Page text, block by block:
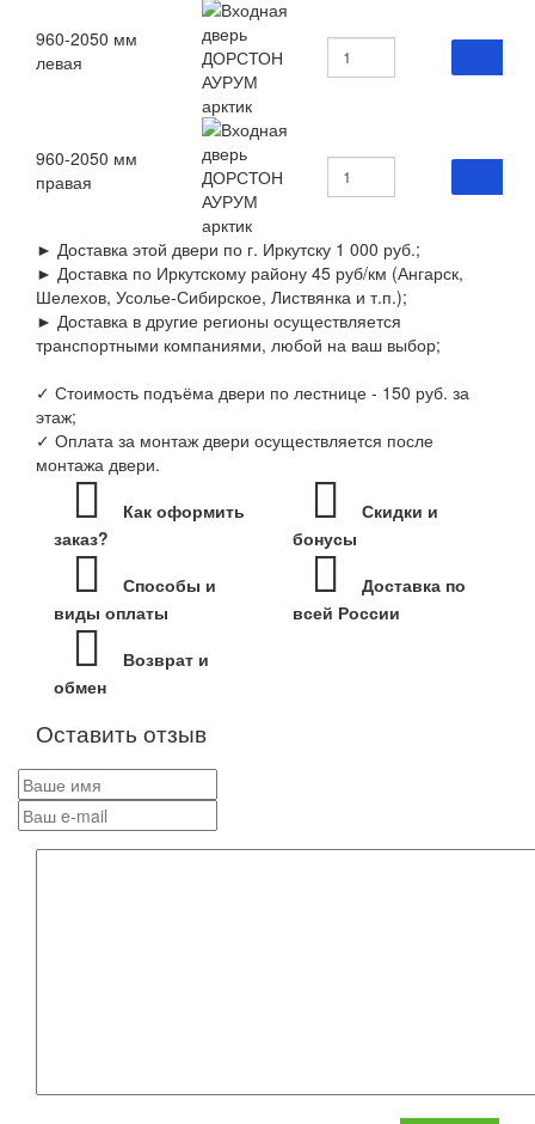
960-2050 мм
левая
960-2050 мм
правая
► Доставка этой двери по г. Иркутску 1 000 руб.;
► Доставка по Иркутскому району 45 руб/км (Ангарск,
Шелехов, Усолье-Сибирское, Листвянка и т.п.);
► Доставка в другие регионы осуществляется
транспортными компаниями, любой на ваш выбор;
✓ Стоимость подъёма двери по лестнице - 150 руб. за
этаж;
✓ Оплата за монтаж двери осуществляется после
монтажа двери.
Как оформить
заказ?
Скидки и
бонусы
Способы и
виды оплаты
Доставка по
всей России
Возврат и
обмен
Оставить отзыв